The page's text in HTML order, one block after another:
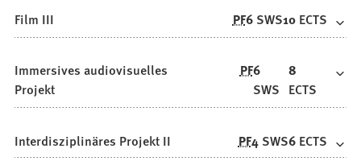
Film III PF6 SWS10 ECTS
Immersives audiovisuelles
Projekt
PF6
SWS
8
ECTS
Interdisziplinäres Projekt II PF4 SWS6 ECTS